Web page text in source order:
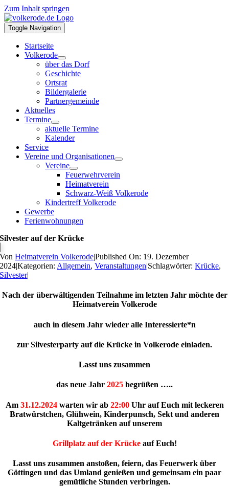
Zum Inhalt springen
Toggle Navigation
Startseite
Volkerode
über das Dorf
Geschichte
Ortsrat
Bildergalerie
Partnergemeinde
Aktuelles
Termine
aktuelle Termine
Kalender
Service
Vereine und Organisationen
Vereine
Feuerwehrverein
Heimatverein
Schwarz-Weiß Volkerode
Kindertreff Volkerode
Gewerbe
Ferienwohnungen
Silvester auf der Krücke
VonHeimatverein Volkerode|Published On: 19. Dezember
2024|Kategorien: Allgemein,Veranstaltungen|Schlagwörter:Krücke,
Silvester|
Nach der überwältigenden Teilnahme im letzten Jahr möchte der
Heimatverein Volkerode
auch in diesem Jahr wieder alle Interessierte*n
zur Silvesterparty auf die Krücke in Volkerode einladen.
Lasst uns zusammen
das neue Jahr 2025 begrüßen …..
Am 31.12.2024warten wir ab 22:00Uhr auf Euch mit leckeren
Bratwürstchen, Glühwein, Kinderpunsch, Sekt und anderen
Kaltgetränken auf unserem
Grillplatz auf der Krücke auf Euch!
Lasst uns zusammen anstoßen, feiern, das Feuerwerk über
Göttingen und das Umland genießen und gemeinsam ein paar
gemütliche Stunden verbringen.